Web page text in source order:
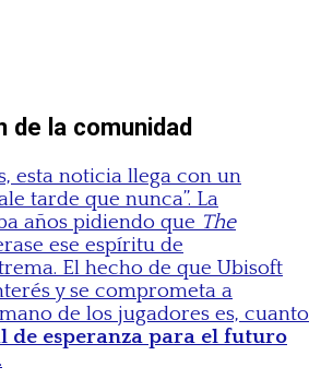
de la comunidad
esta noticia llega con un
tarde que nunca”. La
años pidiendo que The
ese espíritu de
El hecho de que Ubisoft
y se comprometa a
de los jugadores es, cuanto
de esperanza para el futuro
.